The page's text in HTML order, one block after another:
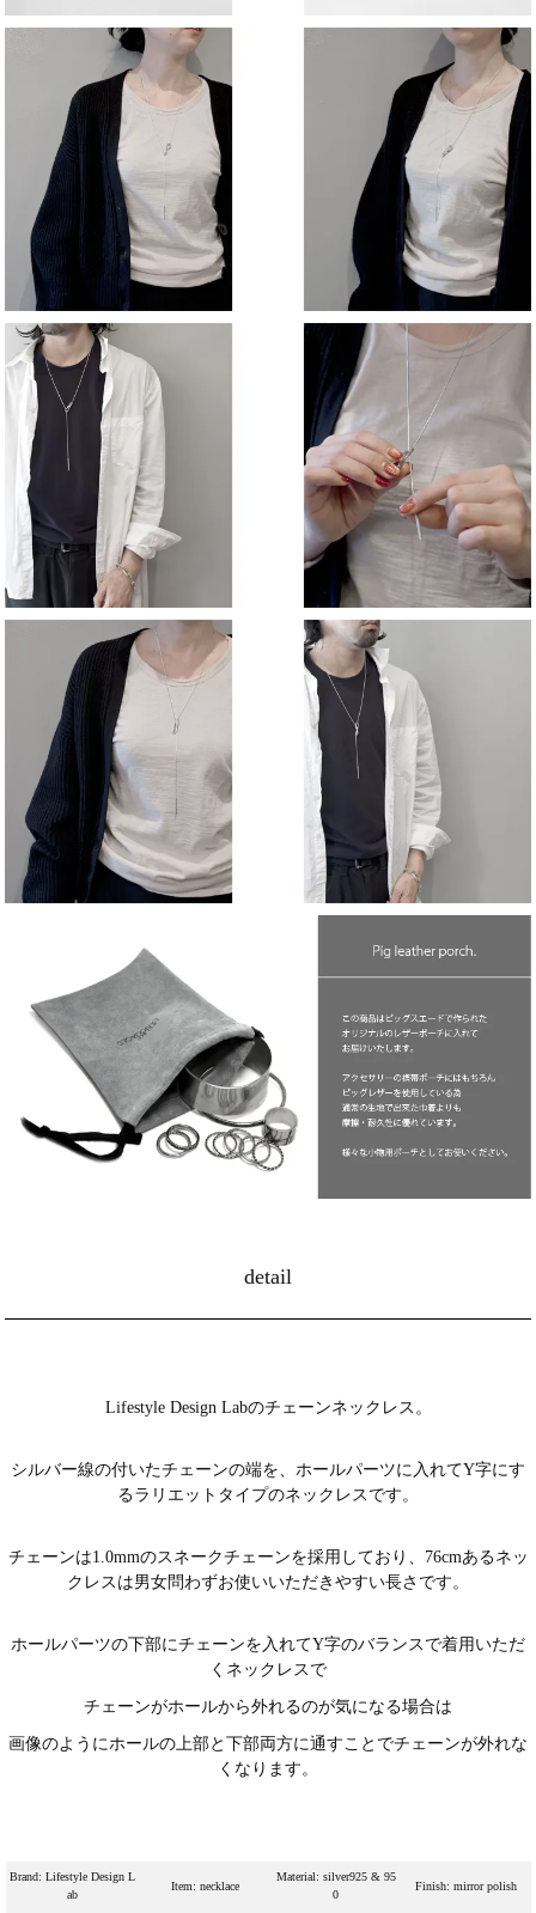
detail
Lifestyle Design Labのチェーンネックレス。
シルバー線の付いたチェーンの端を、ホールパーツに入れてY字にす
るラリエットタイプのネックレスです。
チェーンは1.0mmのスネークチェーンを採用しており、76cmあるネッ
クレスは男女問わずお使いいただきやすい長さです。
ホールパーツの下部にチェーンを入れてY字のバランスで着用いただ
くネックレスで
チェーンがホールから外れるのが気になる場合は
画像のようにホールの上部と下部両方に通すことでチェーンが外れな
くなります。
Brand: Lifestyle Design L
ab
Item: necklace
Material: silver925 & 95
0
Finish: mirror polish